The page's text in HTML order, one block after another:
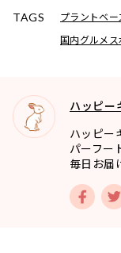
TAGS プラントベー
国内グルメス
ハッピー
ハッピー
パーフー
毎日お届